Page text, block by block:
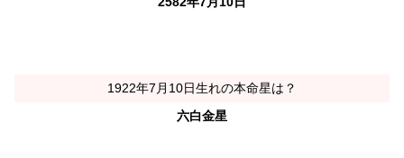
1922年7月10日生れの本命星は？
六白金星